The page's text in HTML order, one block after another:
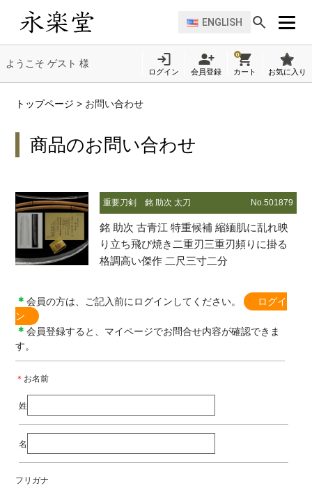
ENGLISH
ようこそ ゲスト 様
ログイン 会員登録
0
カート お気に入り
トップページ > お問い合わせ
商品のお問い合わせ
重要刀剣銘 助次 太刀 No.501879
銘 助次 古青江 特重候補 縮緬肌に乱れ映
り立ち飛び焼き二重刃三重刃頻りに掛る
格調高い傑作 二尺三寸二分
＊会員の方は、ご記入前にログインしてください。
ログイ
ン
＊会員登録すると、マイページでお問合せ内容が確認できま
す。
＊ お名前
姓
名
フリガナ